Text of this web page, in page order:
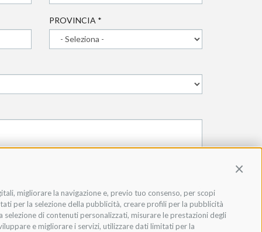
migliorare la navigazione e, previo tuo consenso, per scopi
per la selezione della pubblicità, creare profili per la pubblicità
di contenuti personalizzati, misurare le prestazioni degli
e migliorare i servizi, utilizzare dati limitati per la
PROVINCIA *